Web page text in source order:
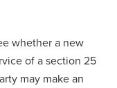
whether a new
of a section 25
may make an